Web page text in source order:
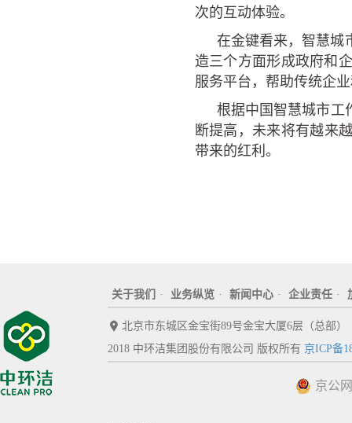
次的互动体验。
在金键看来，智慧城
造三个方面形成政府和
服务平台，帮助传统企
根据中国智慧城市工
断提高，未来将有越来
带来的红利。
关于我们 · 业务纵览 · 新闻中心 · 企业责任 ·
北京市东城区金宝街89号金宝大厦6层（总部）
2018 中环洁集团股份有限公司 版权所有 京ICP备
京公